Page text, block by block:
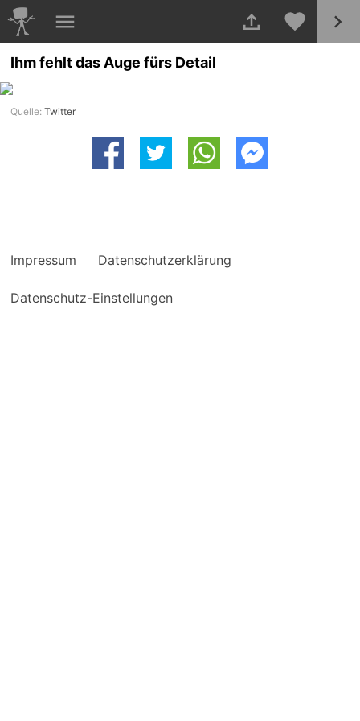
Ihm fehlt das Auge fürs Detail
Quelle:Twitter
Impressum Datenschutzerklärung
Datenschutz-Einstellungen